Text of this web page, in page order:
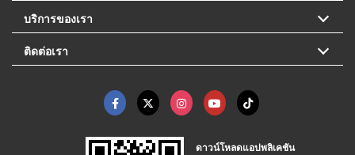
บริการของเรา
ติดต่อเรา
ดาวน์โหลดแอปพลิเคชัน